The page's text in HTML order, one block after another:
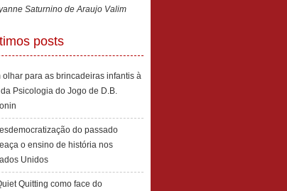
Saturnino de Araujo Valim
posts
olhar para as brincadeiras infantis à
da Psicologia do Jogo de D.B.
do passado
o ensino de história nos
Unidos
Quitting como face do